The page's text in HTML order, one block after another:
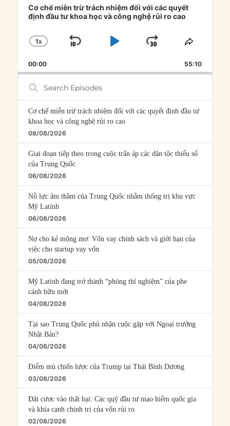
Player
Cơ chế miễn trừ trách nhiệm đối với các quyết
định đầu tư khoa học và công nghệ rủi ro cao
CHANGE
RATE
1X
SKIP
PLAYJUMP
FORWARD
SHARE
00:00 55:10
Search
Episodes
Cơ chế miễn trừ trách nhiệm đối với các quyết định đầu tư
khoa học và công nghệ rủi ro cao
08/08/2026
Giai đoạn tiếp theo trong cuộc trấn áp các dân tộc thiểu số
của Trung Quốc
06/08/2026
Nỗ lực âm thầm của Trung Quốc nhằm thống trị khu vực
Mỹ Latinh
06/08/2026
Nợ cho kẻ mộng mơ: Vốn vay chính sách và giới hạn của
việc cho startup vay vốn
05/08/2026
Mỹ Latinh đang trở thành “phòng thí nghiệm” của phe
cánh hữu mới
04/08/2026
Tại sao Trung Quốc phủ nhận cuộc gặp với Ngoại trưởng
Nhật Bản?
04/08/2026
Điểm mù chiến lược của Trump tại Thái Bình Dương
03/08/2026
Đặt cược vào thất bại: Các quỹ đầu tư mạo hiểm quốc gia
và khía cạnh chính trị của vốn rủi ro
02/08/2026